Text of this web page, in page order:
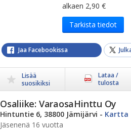
alkaen 2,90 €
Tarkista tiedot
Jaa Facebookissa
Lisää
suosikiksi
Lataa /
tulosta
Osaliike: VaraosaHinttu Oy
Hintuntie 6, 38800 Jämijärvi - Kartta
Jäsenenä 16 vuotta